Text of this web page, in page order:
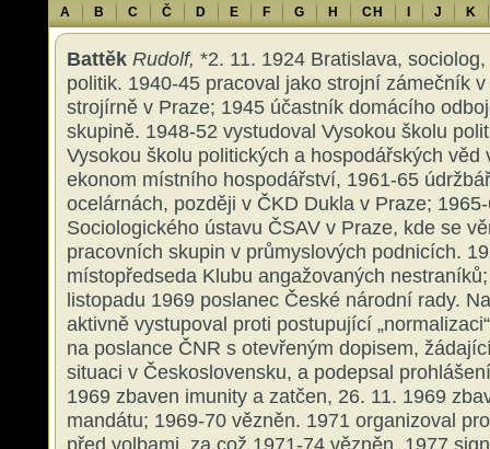
A B C Č D E F G H CH J K
Battěk Rudolf, *2. 11. 1924 Bratislava,
politik. 1940-45 pracoval jako strojní zámečník
strojírně v Praze; 1945 účastník domácího
skupině. 1948-52 vystudoval Vysokou školu
Vysokou školu politických a hospodářských věd
ekonom místního hospodářství, 1961-65
ocelárnách, později v ČKD Dukla v Praze;
Sociologického ústavu ČSAV v Praze, kde se
pracovních skupin v průmyslových podnicích.
místopředseda Klubu angažovaných
listopadu 1969 poslanec České národní rady.
aktivně vystupoval proti postupující
na poslance ČNR s otevřeným dopisem,
situaci v Československu, a podepsal
1969 zbaven imunity a zatčen, 26. 11. 1969
mandátu; 1969-70 vězněn. 1971 organizoval
před volbami, za což 1971-74 vězněn. 1977